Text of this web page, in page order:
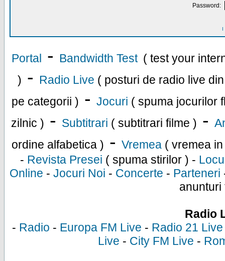
Password:
I
Portal - Bandwidth Test ( test your
) - Radio Live ( posturi de radio live
pe categorii ) - Jocuri ( spuma jocurilor
zilnic ) - Subtitrari ( subtitrari filme ) -
ordine alfabetica ) - Vremea ( vremea
- Revista Presei ( spuma stirilor ) -
Online - Jocuri Noi - Concerte - Parteneri
anunturi
Radio
- Radio - Europa FM Live - Radio 21 Live
Live - City FM Live -